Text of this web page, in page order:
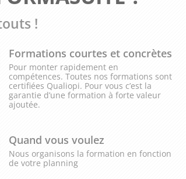
!
Formations courtes et concrètes
Pour monter rapidement en
compétences. Toutes nos formations sont
certifiées Qualiopi. Pour vous c’est la
garantie d’une formation à forte valeur
ajoutée.
Quand vous voulez
Nous organisons la formation en fonction
de votre planning